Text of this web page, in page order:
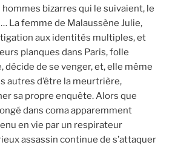
hommes bizarres qui le suivaient, le
La femme de Malaussène Julie,
aux identités multiples, et
planques dans Paris, folle
décide de se venger, et, elle même
autres d’être la meurtrière,
sa propre enquête. Alors que
dans coma apparemment
en vie par un respirateur
assassin continue de s’attaquer